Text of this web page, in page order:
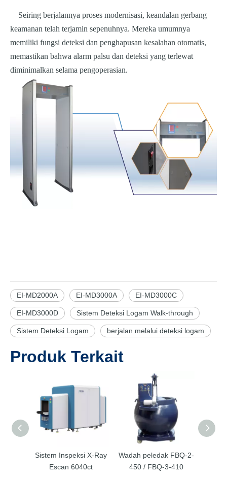
Seiring berjalannya proses modernisasi, keandalan gerbang
keamanan telah terjamin sepenuhnya. Mereka umumnya
memiliki fungsi deteksi dan penghapusan kesalahan otomatis,
memastikan bahwa alarm palsu dan deteksi yang terlewat
diminimalkan selama pengoperasian.
EI-MD2000A EI-MD3000A EI-MD3000C
EI-MD3000D Sistem Deteksi Logam Walk-through
Sistem Deteksi Logam berjalan melalui deteksi logam
Produk Terkait
Sistem Inspeksi X-Ray
Escan 6040ct
Wadah peledak FBQ-2-
450 / FBQ-3-410